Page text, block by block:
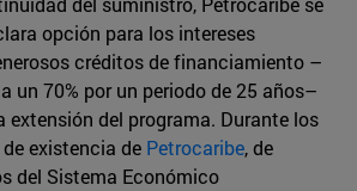
opción para los intereses
créditos de financiamiento –
un 70% por un periodo de 25 años–
extensión del programa. Durante los
existencia de Petrocaribe, de
del Sistema Económico